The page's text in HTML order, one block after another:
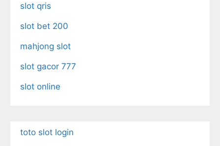
slot qris
slot bet 200
mahjong slot
slot gacor 777
slot online
toto slot login